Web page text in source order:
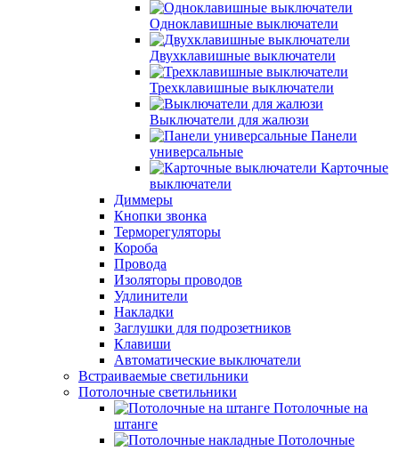
Одноклавишные выключатели
Двухклавишные выключатели
Трехклавишные выключатели
Выключатели для жалюзи
Панели
универсальные
Карточные
выключатели
Диммеры
Кнопки звонка
Терморегуляторы
Короба
Провода
Изоляторы проводов
Удлинители
Накладки
Заглушки для подрозетников
Клавиши
Автоматические выключатели
Встраиваемые светильники
Потолочные светильники
Потолочные на
штанге
Потолочные